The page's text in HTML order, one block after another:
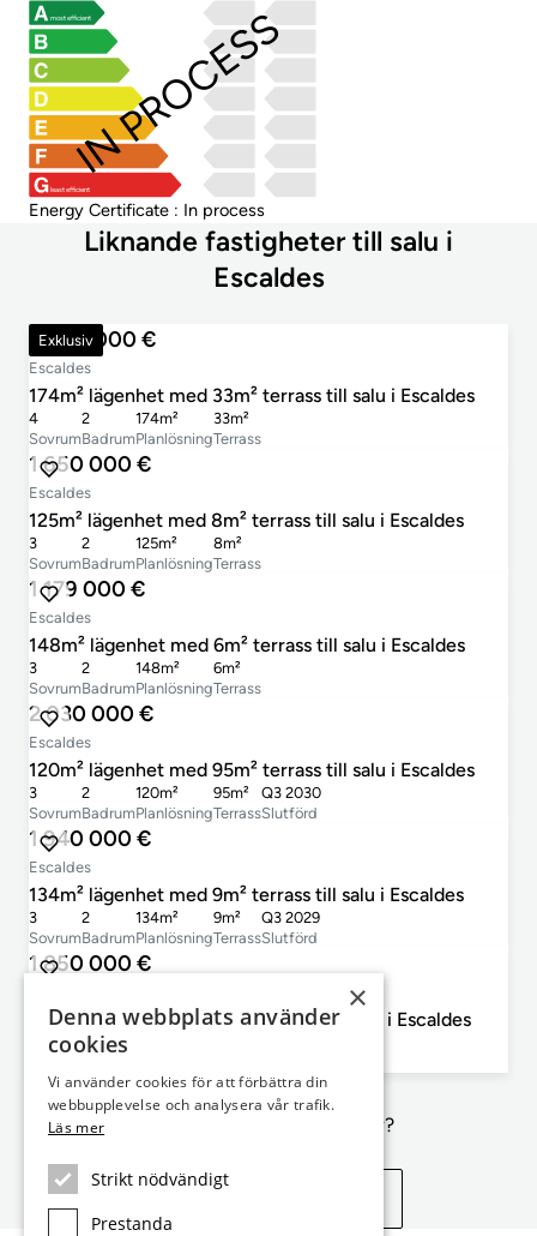
most efficient
least efficient
IN PROCESS
Energy Certificate : In process
Liknande fastigheter till salu i
Escaldes
Exklusiv
3 000 000 €
Escaldes
174m² lägenhet med 33m² terrass till salu i Escaldes
Sovrum
4
Badrum
2
Planlösning
174m²
Terrass
33m²
1 650 000 €
Escaldes
125m² lägenhet med 8m² terrass till salu i Escaldes
Sovrum
3
Badrum
2
Planlösning
125m²
Terrass
8m²
1 179 000 €
Escaldes
148m² lägenhet med 6m² terrass till salu i Escaldes
Sovrum
3
Badrum
2
Planlösning
148m²
Terrass
6m²
2 030 000 €
Escaldes
120m² lägenhet med 95m² terrass till salu i Escaldes
Sovrum
3
Badrum
2
Planlösning
120m²
Terrass
95m²
Slutförd
Q3 2030
1 940 000 €
Escaldes
134m² lägenhet med 9m² terrass till salu i Escaldes
Sovrum
3
Badrum
2
Planlösning
134m²
Terrass
9m²
Slutförd
Q3 2029
1 850 000 €
165m² lägenhet med 15m² terrass till salu i Escaldes
4
Inte exakt vad du letar efter?
×
Denna webbplats använder
cookies
Vi använder cookies för att förbättra din
webbupplevelse och analysera vår trafik.
Läs mer
Strikt nödvändigt
Prestanda